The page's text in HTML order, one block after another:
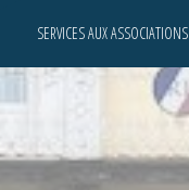
SERVICES AUX ASSOCIATIONS